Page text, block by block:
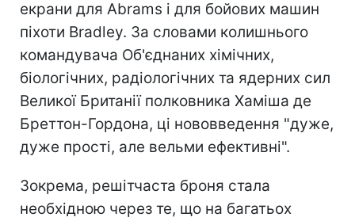
екрани для Abrams і для бойових машин
піхоти Bradley. За словами колишнього
командувача Об'єднаних хімічних,
біологічних, радіологічних та ядерних сил
Великої Британії полковника Хаміша де
Бреттон-Гордона, ці нововведення "дуже,
дуже прості, але вельми ефективні".
Зокрема, решітчаста броня стала
необхідною через те, що на багатьох